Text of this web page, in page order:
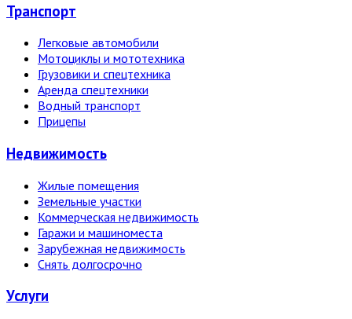
Транспорт
Легковые автомобили
Мотоциклы и мототехника
Грузовики и спецтехника
Аренда спецтехники
Водный транспорт
Прицепы
Недвижи­мость
Жилые помещения
Земельные участки
Коммерческая недвижимость
Гаражи и машиноместа
Зарубежная недвижимость
Снять долгосрочно
Услуги